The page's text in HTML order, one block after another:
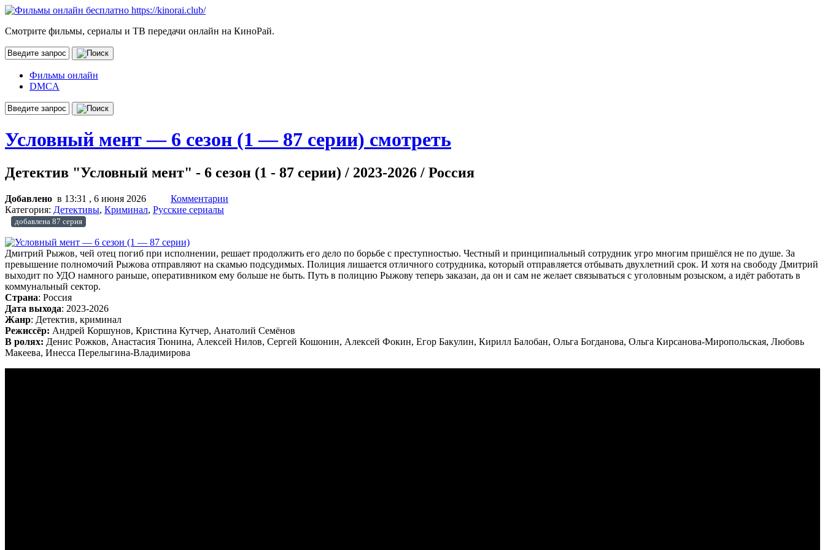
Смотрите фильмы, сериалы и ТВ передачи онлайн на КиноРай.
Фильмы онлайн
DMCA
Условный мент — 6 сезон (1 — 87 серии) смотреть
Детектив "Условный мент" - 6 сезон (1 - 87 серии) / 2023-2026 / Россия
Добавлено в 13:31 , 6 июня 2026
Комментарии
Категория: Детективы, Криминал, Русские сериалы
добавлена 87 серия
Дмитрий Рыжов, чей отец погиб при исполнении, решает продолжить его дело по борьбе с преступностью. Честный и принципиальный сотрудник угро многим пришёлся не по душе. За
превышение полномочий Рыжова отправляют на скамью подсудимых. Полиция лишается отличного сотрудника, который отправляется отбывать двухлетний срок. И хотя на свободу Дмитрий
выходит по УДО намного раньше, оперативником ему больше не быть. Путь в полицию Рыжову теперь заказан, да он и сам не желает связываться с уголовным розыском, а идёт работать в
коммунальный сектор.
Страна: Россия
Дата выхода: 2023-2026
Жанр: Детектив, криминал
Режиссёр: Андрей Коршунов, Кристина Кутчер, Анатолий Семёнов
В ролях: Денис Рожков, Анастасия Тюнина, Алексей Нилов, Сергей Кошонин, Алексей Фокин, Егор Бакулин, Кирилл Балобан, Ольга Богданова, Ольга Кирсанова-Миропольская, Любовь
Макеева, Инесса Перелыгина-Владимирова